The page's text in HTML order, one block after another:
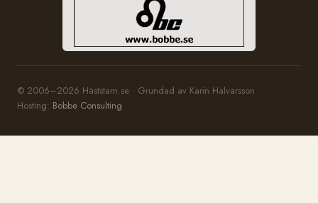
© 2006–2026 Häststam.se · Grundad av Karin Halvarsson
Hosting: Bobbe Consulting